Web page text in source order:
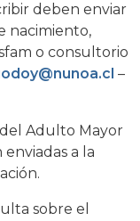
deben enviar
nacimiento,
o consultorio
–
Adulto Mayor
a la
sobre el